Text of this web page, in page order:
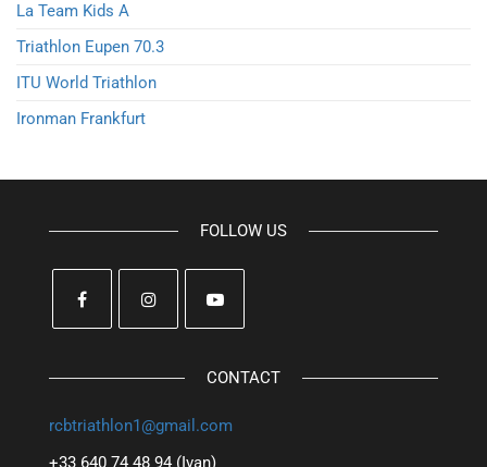
La Team Kids A
Triathlon Eupen 70.3
ITU World Triathlon
Ironman Frankfurt
FOLLOW US
CONTACT
rcbtriathlon1@gmail.com
+33 640 74 48 94 (Ivan)